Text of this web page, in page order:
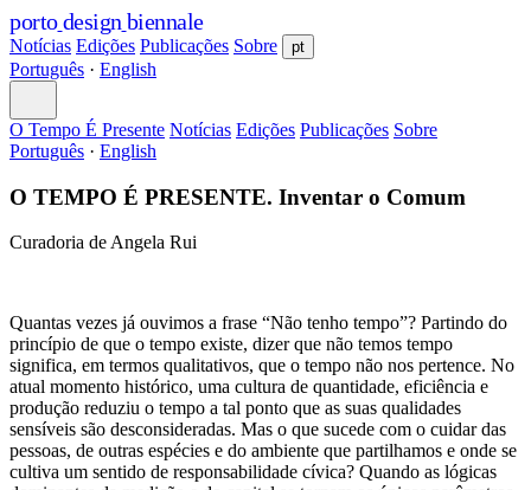
porto design biennale
Notícias Edições Publicações Sobre pt
Português · English
O Tempo É Presente Notícias Edições Publicações Sobre
Português · English
O TEMPO É PRESENTE. Inventar o Comum
Curadoria de Angela Rui
Quantas vezes já ouvimos a frase “Não tenho tempo”? Partindo do
princípio de que o tempo existe, dizer que não temos tempo
significa, em termos qualitativos, que o tempo não nos pertence. No
atual momento histórico, uma cultura de quantidade, eficiência e
produção reduziu o tempo a tal ponto que as suas qualidades
sensíveis são desconsideradas. Mas o que sucede com o cuidar das
pessoas, de outras espécies e do ambiente que partilhamos e onde se
cultiva um sentido de responsabilidade cívica? Quando as lógicas